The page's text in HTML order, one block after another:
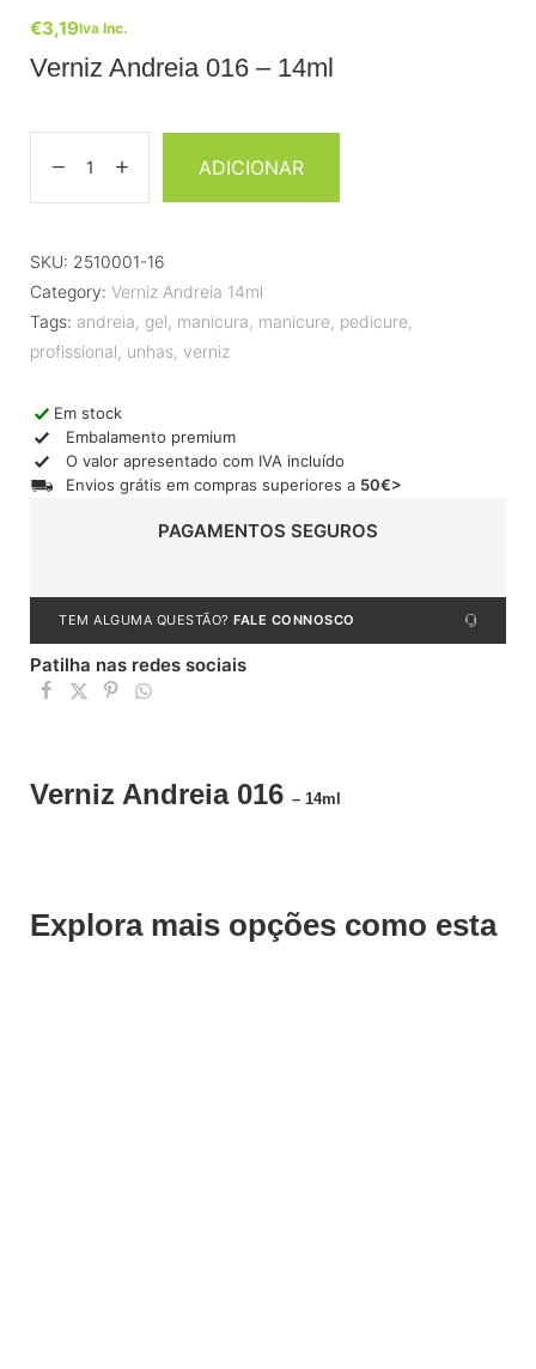
€3,19Iva Inc.
Verniz Andreia 016 – 14ml
ADICIONAR
SKU: 2510001-16
Category: Verniz Andreia 14ml
Tags: andreia, gel, manicura, manicure, pedicure,
profissional, unhas, verniz
Em stock
Embalamento premium
O valor apresentado com IVA incluído
Envios grátis em compras superiores a 50€>
PAGAMENTOS SEGUROS
TEM ALGUMA QUESTÃO? FALE CONNOSCO
Patilha nas redes sociais
Verniz Andreia 016 – 14ml
Explora mais opções como esta